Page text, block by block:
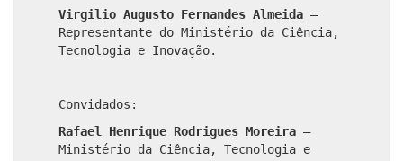
Virgilio Augusto Fernandes Almeida –
Representante do Ministério da Ciência,
Tecnologia e Inovação.
Convidados:
Rafael Henrique Rodrigues Moreira –
Ministério da Ciência, Tecnologia e